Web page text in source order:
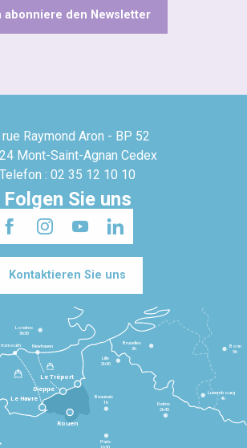
abonniere den Newsletter
Raymond Aron - BP 52
Mont-Saint-Agnan Cedex
Telefon : 02 35 12 10 10
Folgen Sie uns
Kontaktieren Sie uns
Le Havre
Dieppe
Le Tréport
Paris
1h30
Beauvais
1h
Reims
2h45
Lille
2h30
Bruxelles
3h
Londres
3h30
Newhaven
Bonn
5h
Luxembourg
4h
Rouen